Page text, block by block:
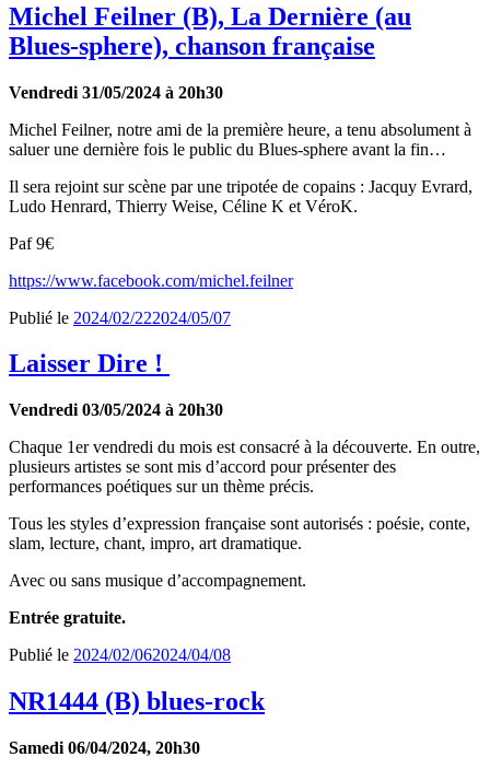
Michel Feilner (B), La Dernière (au
Blues-sphere), chanson française
Vendredi 31/05/2024 à 20h30
Michel Feilner, notre ami de la première heure, a tenu absolument à
saluer une dernière fois le public du Blues-sphere avant la fin…
Il sera rejoint sur scène par une tripotée de copains : Jacquy Evrard,
Ludo Henrard, Thierry Weise, Céline K et VéroK.
Paf 9€
https://www.facebook.com/michel.feilner
Publié le 2024/02/222024/05/07
Laisser Dire !
Vendredi 03/05/2024 à 20h30
Chaque 1er vendredi du mois est consacré à la découverte. En outre,
plusieurs artistes se sont mis d’accord pour présenter des
performances poétiques sur un thème précis.
Tous les styles d’expression française sont autorisés : poésie, conte,
slam, lecture, chant, impro, art dramatique.
Avec ou sans musique d’accompagnement.
Entrée gratuite.
Publié le 2024/02/062024/04/08
NR1444 (B) blues-rock
Samedi 06/04/2024, 20h30